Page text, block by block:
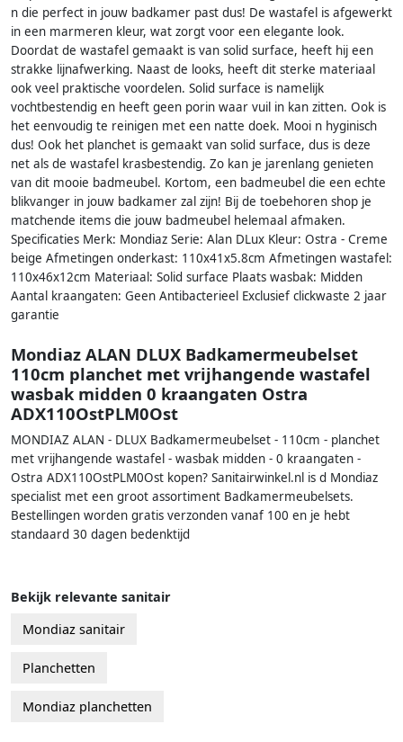
n die perfect in jouw badkamer past dus! De wastafel is afgewerkt
in een marmeren kleur, wat zorgt voor een elegante look.
Doordat de wastafel gemaakt is van solid surface, heeft hij een
strakke lijnafwerking. Naast de looks, heeft dit sterke materiaal
ook veel praktische voordelen. Solid surface is namelijk
vochtbestendig en heeft geen porin waar vuil in kan zitten. Ook is
het eenvoudig te reinigen met een natte doek. Mooi n hyginisch
dus! Ook het planchet is gemaakt van solid surface, dus is deze
net als de wastafel krasbestendig. Zo kan je jarenlang genieten
van dit mooie badmeubel. Kortom, een badmeubel die een echte
blikvanger in jouw badkamer zal zijn! Bij de toebehoren shop je
matchende items die jouw badmeubel helemaal afmaken.
Specificaties Merk: Mondiaz Serie: Alan DLux Kleur: Ostra - Creme
beige Afmetingen onderkast: 110x41x5.8cm Afmetingen wastafel:
110x46x12cm Materiaal: Solid surface Plaats wasbak: Midden
Aantal kraangaten: Geen Antibacterieel Exclusief clickwaste 2 jaar
garantie
Mondiaz ALAN DLUX Badkamermeubelset
110cm planchet met vrijhangende wastafel
wasbak midden 0 kraangaten Ostra
ADX110OstPLM0Ost
MONDIAZ ALAN - DLUX Badkamermeubelset - 110cm - planchet
met vrijhangende wastafel - wasbak midden - 0 kraangaten -
Ostra ADX110OstPLM0Ost kopen? Sanitairwinkel.nl is d Mondiaz
specialist met een groot assortiment Badkamermeubelsets.
Bestellingen worden gratis verzonden vanaf 100 en je hebt
standaard 30 dagen bedenktijd
Bekijk relevante sanitair
Mondiaz sanitair
Planchetten
Mondiaz planchetten